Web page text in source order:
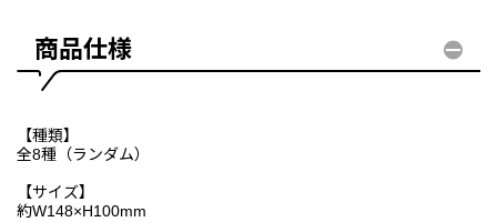
商品仕様
【種類】
全8種（ランダム）
【サイズ】
約W148×H100mm